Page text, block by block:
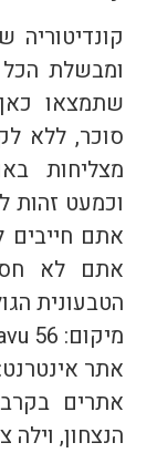
ומבשלת
סוכר, ללא
מצליחות
וכמעט זהות
אתם חייבים
אתם לא
הטבעונית
מיקום: Strada Popa Savu 56
אתר אינטרנט:
אתרים
הנצחון,